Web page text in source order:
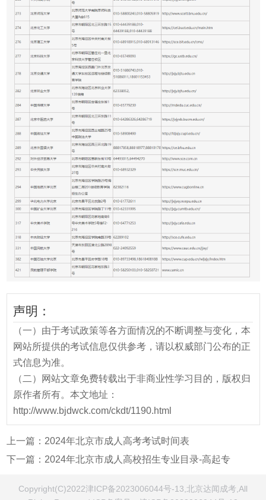
声明：
（一）由于考试政策等各方面情况的不断调整与变化，本
网站所提供的考试信息仅供参考，请以权威部门公布的正
式信息为准。
（二）网站文章免费转载出于非商业性学习目的，版权归
原作者所有。本文地址：
http://www.bjdwck.com/ckdt/1190.html
上一篇： 2024年北京市成人高考考试时间表
下一篇： 2024年北京市成人高校招生专业目录-高起专
Copyright(C)2022津ICP备2023006044号-13,北京达闻成考,All